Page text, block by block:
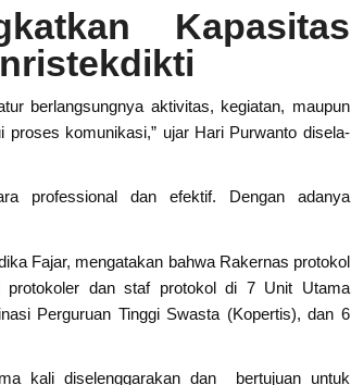
Kapasitas
berlangsungnya aktivitas, kegiatan, maupun
proses komunikasi,” ujar Hari Purwanto disela-
professional dan efektif. Dengan adanya
Fajar, mengatakan bahwa Rakernas protokol
protokoler dan staf protokol di 7 Unit Utama
Perguruan Tinggi Swasta (Kopertis), dan 6
kali diselenggarakan dan bertujuan untuk